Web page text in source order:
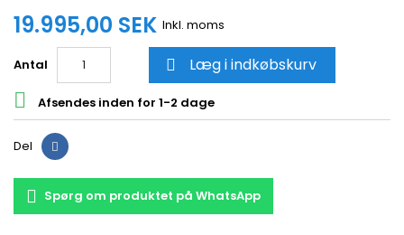
19.995,00 SEK Inkl. moms
Antal  Læg i indkøbskurv
 Afsendes inden for 1-2 dage
Del
Spørg om produktet på WhatsApp